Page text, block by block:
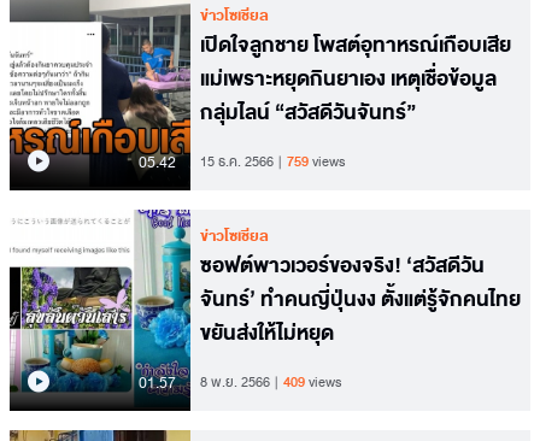
05.42
ข่าวโซเชียล
เปิดใจลูกชาย โพสต์อุทาหรณ์เกือบเสีย
แม่เพราะหยุดกินยาเอง เหตุเชื่อข้อมูล
กลุ่มไลน์ “สวัสดีวันจันทร์”
15 ธ.ค. 2566 759views
01.57
ข่าวโซเชียล
ซอฟต์พาวเวอร์ของจริง! ‘สวัสดีวัน
จันทร์’ ทำคนญี่ปุ่นงง ตั้งแต่รู้จักคนไทย
ขยันส่งให้ไม่หยุด
8 พ.ย. 2566 409views